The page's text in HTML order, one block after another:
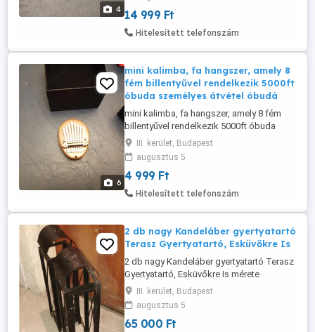
4
recseg lámpa villágit sziréna szól
fénycsőt nem tudom hogy kell
bekapcsolni vagy csak nem villágit mivel
aksi mehet ...
14 999 Ft
Hitelesített telefonszám
6
mini kalimba, fa hangszer, amely 8
fém billentyűvel rendelkezik 5000ft
óbuda személyes átvétel óbudá
mini kalimba, fa hangszer, amely 8 fém
billentyűvel rendelkezik 5000ft óbuda
személyes átvétel óbudán lakcimemen
posta kizárolag előre fizetés után mpl
csomagautomatába +3000ft 36 50 104
8272 Könnyen hordozható és kezdők
számára is egyszerűen játszható
tömör fa, ...
III. kerület, Budapest
augusztus 5
4 999 Ft
Hitelesített telefonszám
2 db nagy Kandeláber gyertyatartó
Terasz Gyertyatartó, Esküvőkre Is
2 db nagy Kandeláber gyertyatartó Terasz
Gyertyatartó, Esküvőkre Is mérete
magassága 85cm 20*20cm személyes
átvétel: óbudán a flóriántól 5 percre
irányára 65000ft/2db 06209491288 óbuda
III. kerület, Budapest
augusztus 5
65 000 Ft